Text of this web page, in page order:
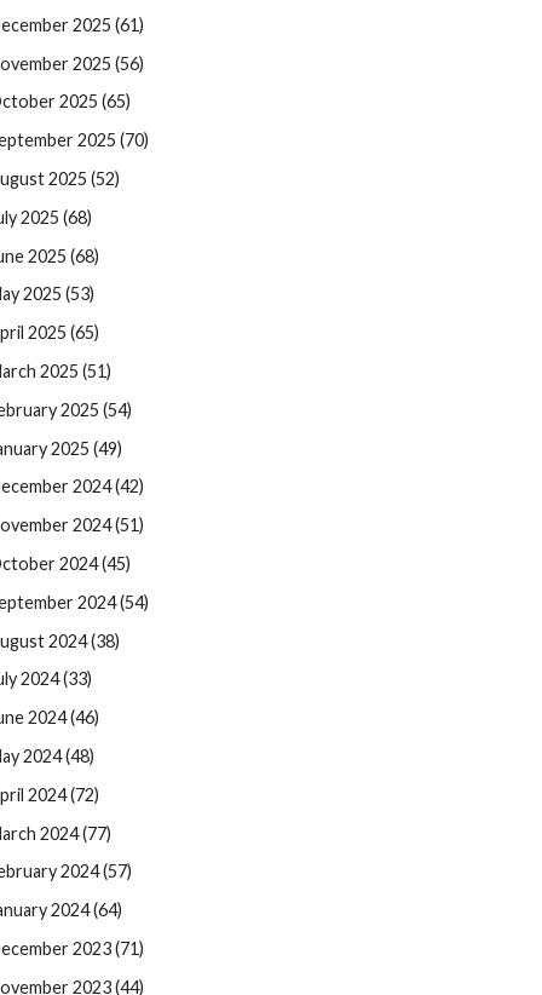
2025 (61)
2025 (56)
2025 (65)
2025 (70)
2025 (52)
2025 (68)
2025 (68)
2025 (53)
2025 (65)
2025 (51)
2025 (54)
2025 (49)
2024 (42)
2024 (51)
2024 (45)
2024 (54)
2024 (38)
2024 (33)
2024 (46)
2024 (48)
2024 (72)
2024 (77)
2024 (57)
2024 (64)
2023 (71)
2023 (44)